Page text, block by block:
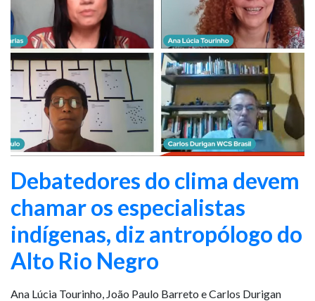
Debatedores do clima devem
chamar os especialistas
indígenas, diz antropólogo do
Alto Rio Negro
Ana Lúcia Tourinho, João Paulo Barreto e Carlos Durigan